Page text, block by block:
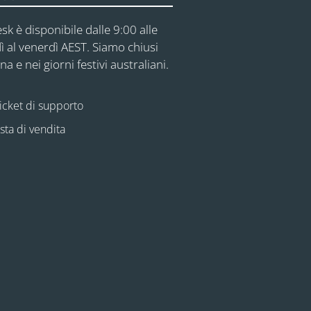
è disponibile dalle 9:00 alle
venerdì AEST. Siamo chiusi
e nei giorni festivi australiani.
di supporto
di vendita